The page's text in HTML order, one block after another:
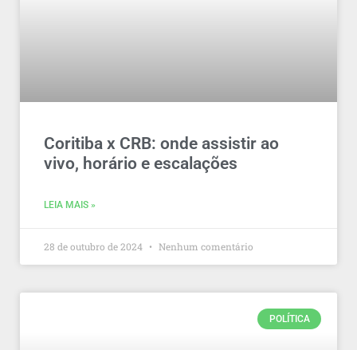
Coritiba x CRB: onde assistir ao
vivo, horário e escalações
LEIA MAIS »
28 de outubro de 2024 Nenhum comentário
POLÍTICA